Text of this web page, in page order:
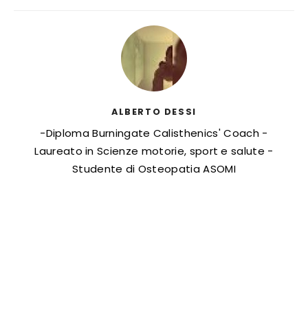
ALBERTO DESSI
-Diploma Burningate Calisthenics' Coach -
Laureato in Scienze motorie, sport e salute -
Studente di Osteopatia ASOMI